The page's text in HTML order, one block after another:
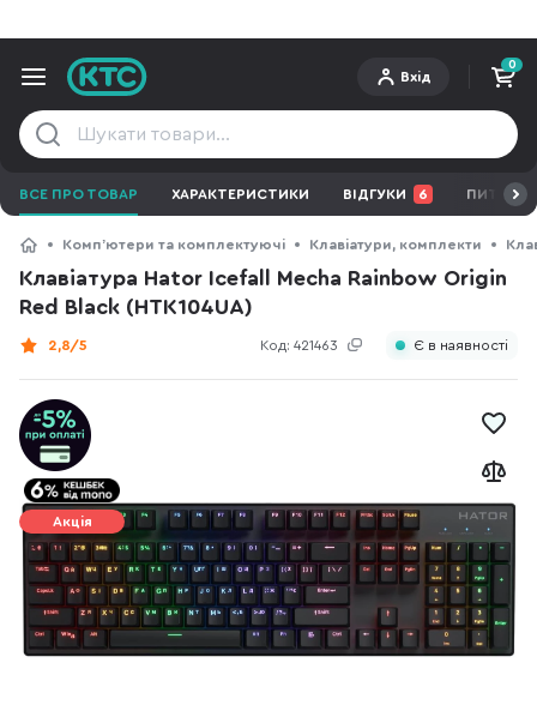
Вхід
0
ВСЕ ПРО ТОВАР ХАРАКТЕРИСТИКИ ВІДГУКИ 6 ПИТАННЯ
Компʼютери та комплектуючі Клавіатури, комплекти
Клавіатура Hator Icefall Mecha Rainbow Origin
Red Black (HTK104UA)
Код: 421463
2,8/5 Є в наявності
Акція